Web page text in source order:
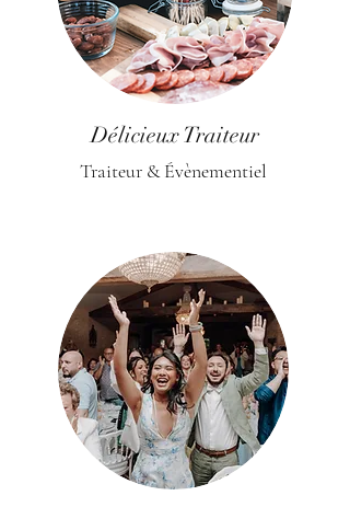
Délicieux Traiteur
Traiteur & Évènementiel